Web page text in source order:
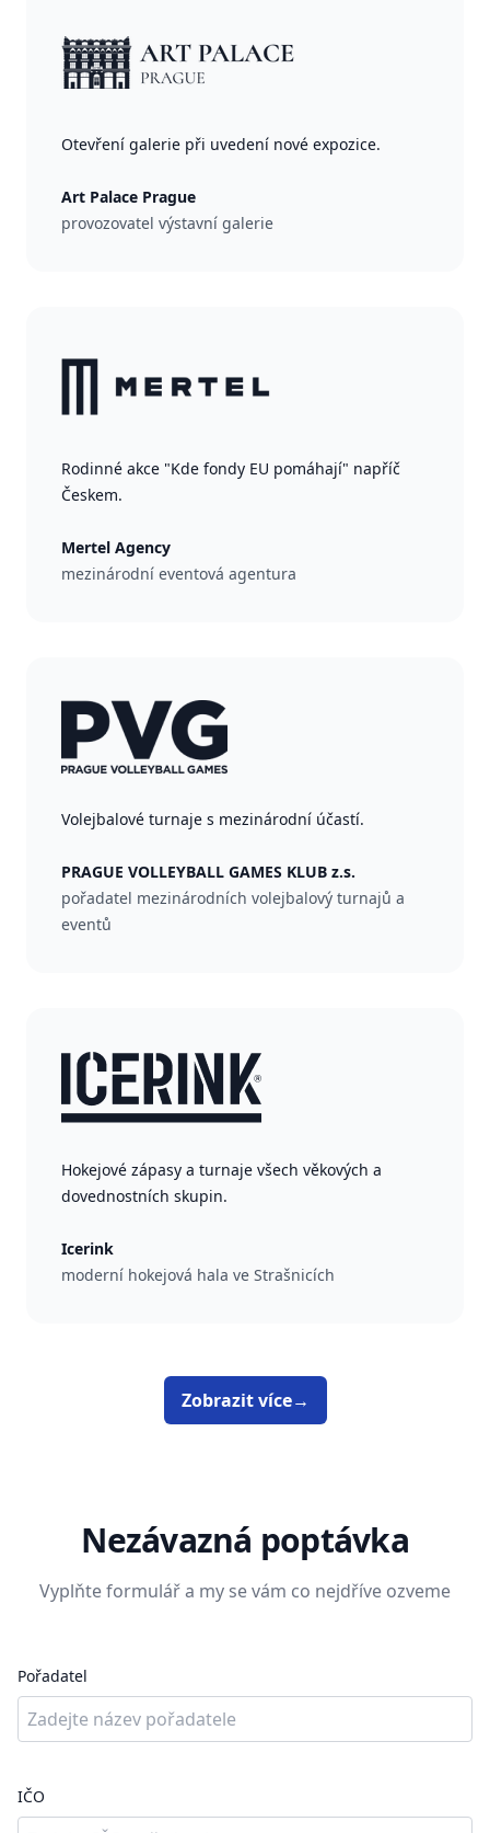
Otevření galerie při uvedení nové expozice.
Art Palace Prague
provozovatel výstavní galerie
Rodinné akce "Kde fondy EU pomáhají" napříč
Českem.
Mertel Agency
mezinárodní eventová agentura
Volejbalové turnaje s mezinárodní účastí.
PRAGUE VOLLEYBALL GAMES KLUB z.s.
pořadatel mezinárodních volejbalový turnajů a
eventů
Hokejové zápasy a turnaje všech věkových a
dovednostních skupin.
Icerink
moderní hokejová hala ve Strašnicích
Zobrazit více→
Nezávazná poptávka
Vyplňte formulář a my se vám co nejdříve ozveme
Pořadatel
IČO